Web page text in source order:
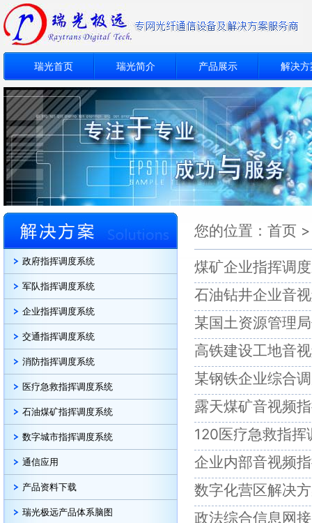
瑞光首页 瑞光简介 产品展示 解决方
政府指挥调度系统
军队指挥调度系统
企业指挥调度系统
交通指挥调度系统
消防指挥调度系统
医疗急救指挥调度系统
石油煤矿指挥调度系统
数字城市指挥调度系统
通信应用
产品资料下载
瑞光极远产品体系脑图
您的位置： 首页
煤矿企业指挥调
石油钻井企业音
某国土资源管理
高铁建设工地音
某钢铁企业综合
露天煤矿音视频
120医疗急救指挥
企业内部音视频
数字化营区解决
政法综合信息网